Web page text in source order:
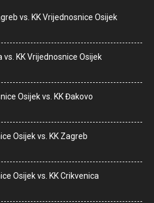
vs. KK Vrijednosnice Osijek
vs. KK Vrijednosnice Osijek
Osijek vs. KK Đakovo
Osijek vs. KK Zagreb
Osijek vs. KK Crikvenica